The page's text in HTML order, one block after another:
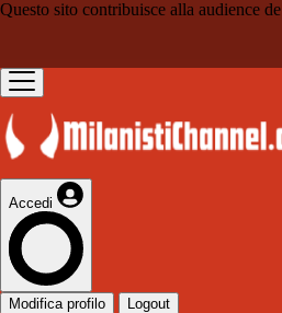
Questo sito contribuisce alla audience de
Accedi
Modifica profilo Logout